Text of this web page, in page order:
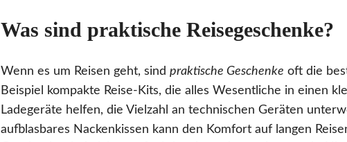
Was sind praktische Reisegeschenke?
Wenn es um Reisen geht, sind praktische Geschenke oft die
Beispiel kompakte Reise-Kits, die alles Wesentliche in einen
Ladegeräte helfen, die Vielzahl an technischen Geräten
aufblasbares Nackenkissen kann den Komfort auf langen